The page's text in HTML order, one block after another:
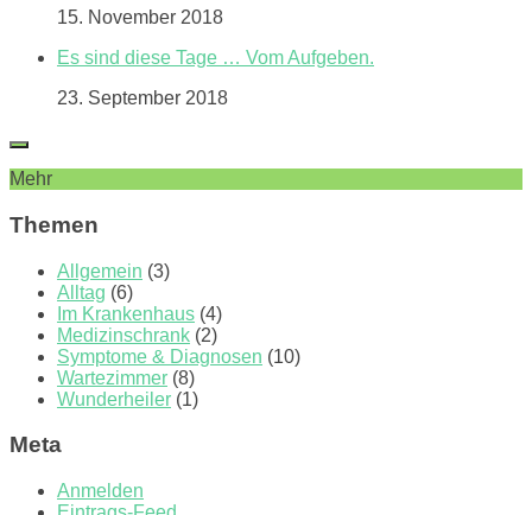
15. November 2018
Es sind diese Tage … Vom Aufgeben.
23. September 2018
Mehr
Themen
Allgemein (3)
Alltag (6)
Im Krankenhaus (4)
Medizinschrank (2)
Symptome & Diagnosen (10)
Wartezimmer (8)
Wunderheiler (1)
Meta
Anmelden